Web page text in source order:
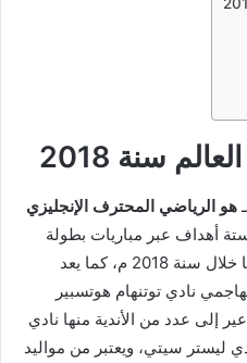
سنة 2018
هو الرياضي المحترف الإنجليزي
أهداف عبر مباريات بطولة
كأس العالم التي استضافتها روسيا خلال سنة 2018 م، كما يعد
نادي توتنهام هوتسبير
سنة 2009 م وكما أعير إلى عدد من الأندية منها نادي
ليستر سيتي، ويعتبر من مواليد